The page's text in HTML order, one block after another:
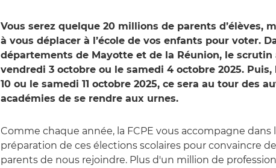
Vous serez quelque 20 millions de parents d’élèves,
à vous déplacer à l’école de vos enfants pour voter.
départements de Mayotte et de la Réunion, le scrutin
vendredi 3 octobre ou le samedi 4 octobre 2025. Puis,
10 ou le samedi 11 octobre 2025, ce sera au tour des
académies de se rendre aux urnes.
Comme chaque année, la FCPE vous accompagne dans
préparation de ces élections scolaires pour convaincre
parents de nous rejoindre. Plus d'un million de